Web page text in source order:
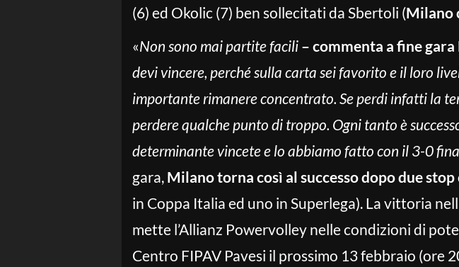
(6) ed Okolic (7) ben sollecitati da Sbertoli (Milano
«Non sono mai partite facili – commenta a fine
devi vincere, perché sulla carta sei favorito e il loro
importante rimanere concentrato. Se perdi infatti la
perdere qualche punto di troppo. Ogni tanto è
determinante vincete e lo abbiamo fatto con il 3-0
gara, Milano torna così al successo dopo due
in Coppa Italia ed uno in Superlega). La vittoria
mette l’Allianz Powervolley nelle condizioni di
Centro FIPAV Pavesi il prossimo 13 febbraio (ore